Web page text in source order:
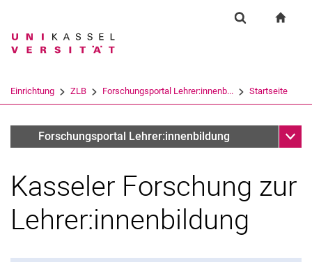
Springe direkt zu: Inhalt
Springe direkt zu: Suche
Springe direkt zu:
Suchbegriff
Suchen (öffnet externen Link in einem
Einrichtung ZLB Forschungsportal Lehrer:innenb... Startseite
Forschung & Innovationprojekte
Forschungsportal Lehrer:innenbildung
Kasseler Forschung zur
Lehrer:innenbildung